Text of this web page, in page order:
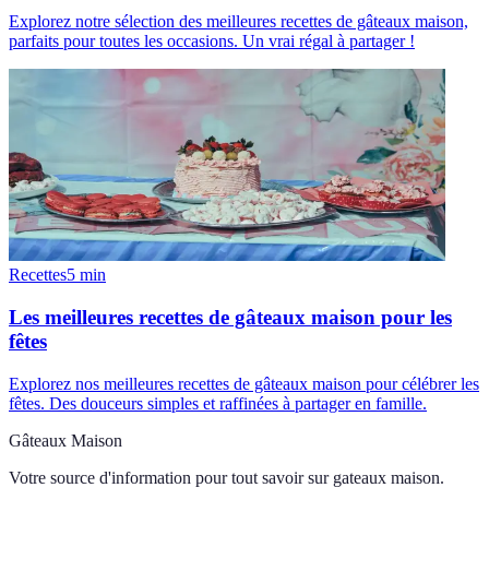
Explorez notre sélection des meilleures recettes de gâteaux maison,
parfaits pour toutes les occasions. Un vrai régal à partager !
Recettes5 min
Les meilleures recettes de gâteaux maison pour les
fêtes
Explorez nos meilleures recettes de gâteaux maison pour célébrer les
fêtes. Des douceurs simples et raffinées à partager en famille.
Gâteaux Maison
Votre source d'information pour tout savoir sur gateaux maison.